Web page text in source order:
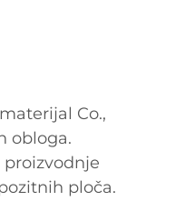
Co.,
obloga.
proizvodnje
ploča.